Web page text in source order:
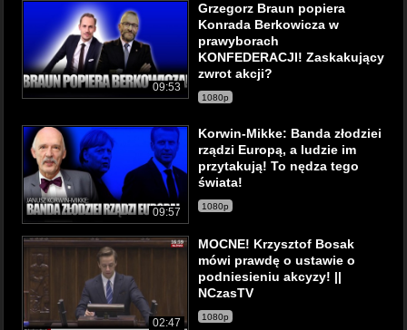
09:53
Grzegorz Braun popiera
Konrada Berkowicza w
prawyborach
KONFEDERACJI! Zaskakujący
zwrot akcji?
1080p
09:57
Korwin-Mikke: Banda złodziei
rządzi Europą, a ludzie im
przytakują! To nędza tego
świata!
1080p
02:47
MOCNE! Krzysztof Bosak
mówi prawdę o ustawie o
podniesieniu akcyzy! ||
NCzasTV
1080p